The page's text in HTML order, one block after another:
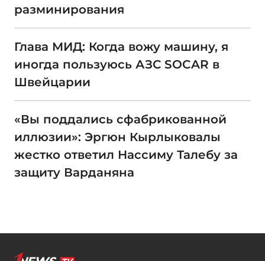
разминирования
Глава МИД: Когда вожу машину, я
иногда пользуюсь АЗС SOCAR в
Швейцарии
«Вы поддались сфабрикованной
иллюзии»: Эргюн Кырлыковалы
жестко ответил Нассиму Талебу за
защиту Варданяна